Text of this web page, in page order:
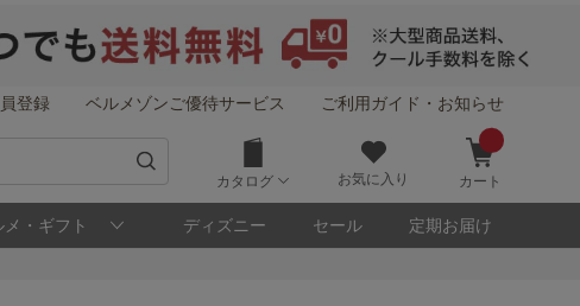
登録 ベルメゾンご優待サービス ご利用ガイド・お知らせ
カタログ お気に入り カート
メ・ギフト ディズニー セール 定期お届け